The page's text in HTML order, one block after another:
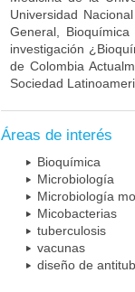
Universidad
General,
investigación
de Colombia
Sociedad
Áreas de interés
Bioquímica
Microbiología
Microbiología
Micobacterias
tuberculosis
vacunas
diseño de